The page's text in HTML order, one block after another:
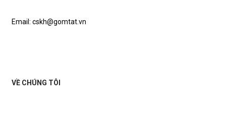
Email: cskh@gomtat.vn
VỀ CHÚNG TÔI